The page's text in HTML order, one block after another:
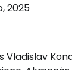
2025
Vladislav